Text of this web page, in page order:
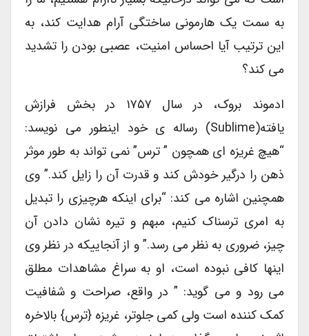
به سمت یک هارمونی ساختگی آرام هدایت کند، به
این ترتیب آیا احساس امنیت، عصبی بودن را تشدید
می کند؟
ادموند بروک، در سال ۱۷۵۷ در بخش فرازش
یافته(sublime) رساله ی خود اینطور می نویسد:
“هیچ غریزه ای همچون ” ترس” نمی تواند به طور موثر
ذهن را درگیر خودش کند و قدرت آن را زایل کند.” وی
همچنین اشاره می کند: “برای اینکه هرچیزی را تبدیل
به امری ترسناک کنیم، مبهم و تیره نشان دادن آن
چیز، ضروری به نظر می رسد.” و از آنجاییکه در نظر وی
اینها کافی نبوده است، او به سراغ مشاهدات مطلق
می رود و می گوید: ” در واقع، صراحت و شفافیت
کمک کننده است ولی کمی جلوتر، غریزه {ترس} بالاخره